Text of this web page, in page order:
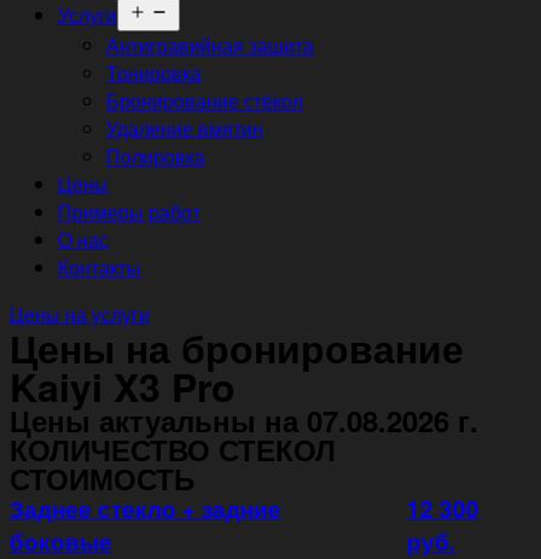
Услуги
меню
Антигравийная защита
Тонировка
Бронирование стёкол
Удаление вмятин
Полировка
Цены
Примеры работ
О нас
Контакты
Цены на услуги
Цены на бронирование
Kaiyi X3 Pro
Цены актуальны на 07.08.2026 г.
КОЛИЧЕСТВО СТЕКОЛ
СТОИМОСТЬ
Заднее стекло + задние
боковые
12 300
руб.